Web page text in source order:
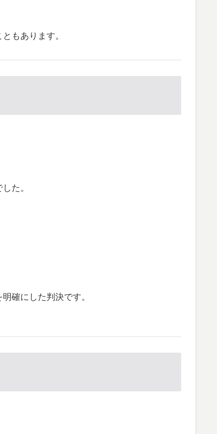
ともあります。
た。
確にした判決です。